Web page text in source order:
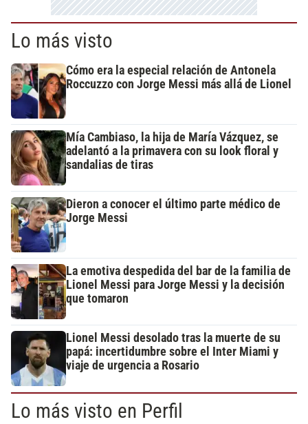
Lo más visto
Cómo era la especial relación de Antonela
Roccuzzo con Jorge Messi más allá de Lionel
Mía Cambiaso, la hija de María Vázquez, se
adelantó a la primavera con su look floral y
sandalias de tiras
Dieron a conocer el último parte médico de
Jorge Messi
La emotiva despedida del bar de la familia de
Lionel Messi para Jorge Messi y la decisión
que tomaron
Lionel Messi desolado tras la muerte de su
papá: incertidumbre sobre el Inter Miami y
viaje de urgencia a Rosario
Lo más visto en Perfil